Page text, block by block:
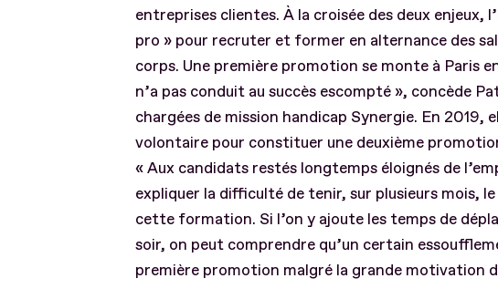
entreprises clientes. À la croisée des deux enjeux,
pro » pour recruter et former en alternance des
corps. Une première promotion se monte à Paris
n’a pas conduit au succès escompté », concède
chargées de mission handicap Synergie. En 2019,
volontaire pour constituer une deuxième
« Aux candidats restés longtemps éloignés de
expliquer la difficulté de tenir, sur plusieurs mois,
cette formation. Si l’on y ajoute les temps de
soir, on peut comprendre qu’un certain
première promotion malgré la grande motivation